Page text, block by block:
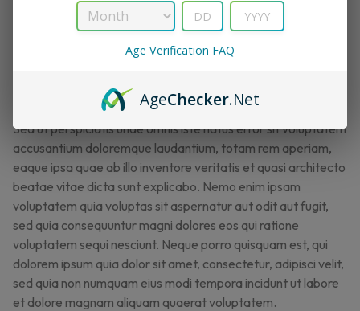
Quis nostrud exercitation ullamco laboris nisi ut aliquip ex
Duis aute irure dolor in reprehenderit in voluptate velit
sed do incididunt ut labore et dolore magna aliqua.
Sed ut perspiciatis unde omnis iste natus error sit voluptatem
accusantium doloremque laudantium, totam rem aperiam,
eaque ipsa quae ab illo inventore veritatis et quasi architecto
beatae vitae dicta sunt explicabo. Nemo enim ipsam
voluptatem quia voluptas sit aspernatur aut odit aut fugit,
sed quia consequuntur magni dolores eos qui ratione
voluptatem sequi nesciunt. Neque porro quisquam est, qui
dolorem ipsum quia dolor sit amet, consectetur, adipisci velit,
sed quia non numquam eius modi tempora incidunt ut labore
et dolore magnam aliquam quaerat voluptatem.
Age Verification FAQ
AgeChecker.Net